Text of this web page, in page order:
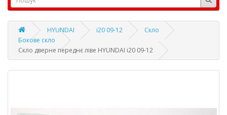
HYUNDAI i20 09-12
Скло
Бокове скло
Скло дверне переднє ліве HYUNDAI i20 09-12